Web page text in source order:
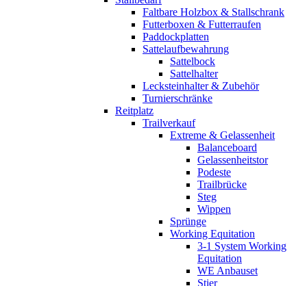
Faltbare Holzbox & Stallschrank
Futterboxen & Futterraufen
Paddockplatten
Sattelaufbewahrung
Sattelbock
Sattelhalter
Lecksteinhalter & Zubehör
Turnierschränke
Reitplatz
Trailverkauf
Extreme & Gelassenheit
Balanceboard
Gelassenheitstor
Podeste
Trailbrücke
Steg
Wippen
Sprünge
Working Equitation
3-1 System Working
Equitation
WE Anbauset
Stier